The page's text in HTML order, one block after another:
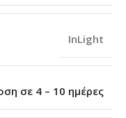
InLight
σε 4 – 10 ημέρες